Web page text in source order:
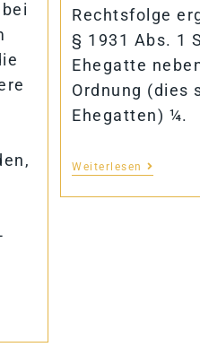
Rechtsfolge
§ 1931 Abs. 1
Ehegatte
Ordnung (dies
Ehegatten) ¼.
Weiterlesen